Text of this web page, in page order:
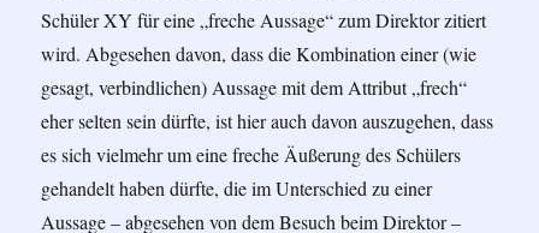
Schüler XY für eine „freche Aussage“ zum Direktor zitiert
wird. Abgesehen davon, dass die Kombination einer (wie
gesagt, verbindlichen) Aussage mit dem Attribut „frech“
eher selten sein dürfte, ist hier auch davon auszugehen, dass
es sich vielmehr um eine freche Äußerung des Schülers
gehandelt haben dürfte, die im Unterschied zu einer
Aussage – abgesehen von dem Besuch beim Direktor –